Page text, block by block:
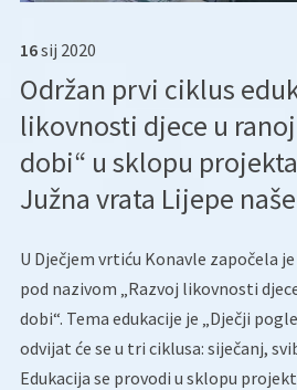
16sij 2020
Održan prvi ciklus
likovnosti djece u
dobi“ u sklopu
Južna vrata Lijepe naše
U Dječjem vrtiću Konavle započela
pod nazivom „Razvoj likovnosti
dobi“. Tema edukacije je „Dječji
odvijat će se u tri ciklusa: siječanj,
Edukacija se provodi u sklopu